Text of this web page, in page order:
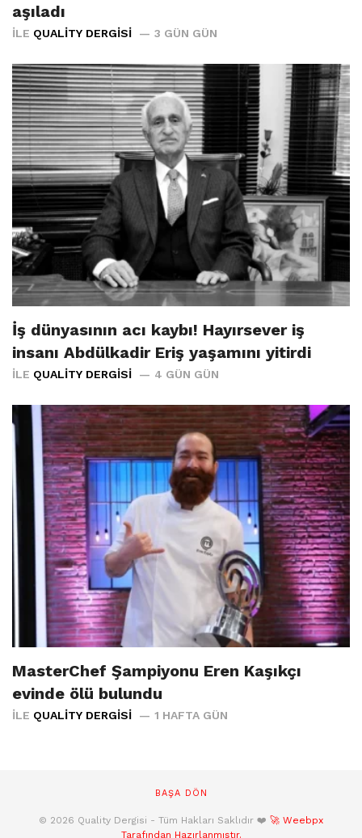
aşıladı
İLE QUALITY DERGISI 3 GÜN GÜN
İş dünyasının acı kaybı! Hayırsever iş
insanı Abdülkadir Eriş yaşamını yitirdi
İLE QUALITY DERGISI 4 GÜN GÜN
MasterChef Şampiyonu Eren Kaşıkçı
evinde ölü bulundu
İLE QUALITY DERGISI 1 HAFTA GÜN
BAŞA DÖN
© 2026 Quality Dergisi - Tüm Hakları Saklıdır ❤️ 🚀 Weebpx
Tarafından Hazırlanmıştır.